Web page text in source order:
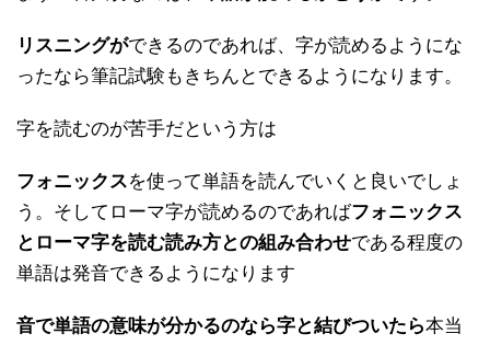
リスニングができるのであれば、字が読めるようにな
ったなら筆記試験もきちんとできるようになります。
字を読むのが苦手だという方は
フォニックスを使って単語を読んでいくと良いでしょ
う。そしてローマ字が読めるのであればフォニックス
とローマ字を読む読み方との組み合わせである程度の
単語は発音できるようになります
音で単語の意味が分かるのなら字と結びついたら本当